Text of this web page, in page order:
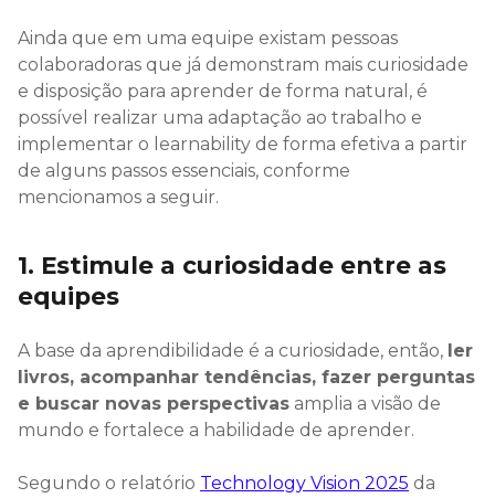
Ainda que em uma equipe existam pessoas
colaboradoras que já demonstram mais curiosidade
e disposição para aprender de forma natural, é
possível realizar uma adaptação ao trabalho e
implementar o learnability de forma efetiva a partir
de alguns passos essenciais, conforme
mencionamos a seguir.
1. Estimule a curiosidade entre as
equipes
A base da aprendibilidade é a curiosidade, então, ler
livros, acompanhar tendências, fazer perguntas
e buscar novas perspectivas amplia a visão de
mundo e fortalece a habilidade de aprender.
Segundo o relatório Technology Vision 2025 da